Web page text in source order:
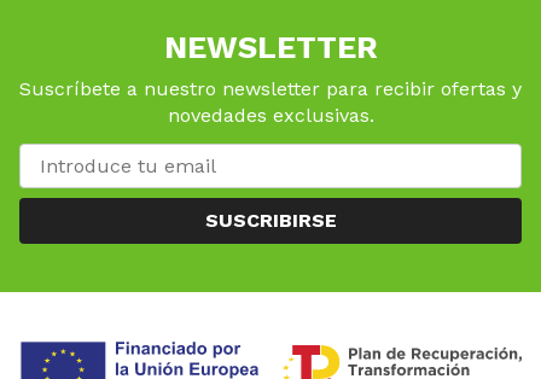
NEWSLETTER
Suscríbete a nuestro newsletter para recibir ofertas y
novedades exclusivas.
SUSCRIBIRSE